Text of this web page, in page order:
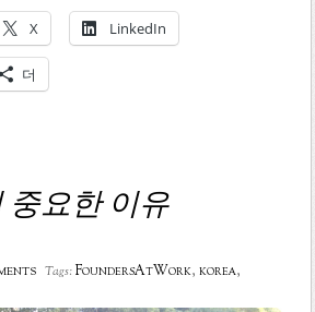
X LinkedIn
더
중요한 이유
Tags:FoundersAtWork, korea,